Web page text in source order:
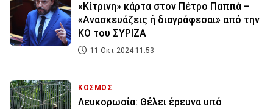
«Κίτρινη» κάρτα στον Πέτρο Παππά –
«Ανασκευάζεις ή διαγράφεσαι» από την
ΚΟ του ΣΥΡΙΖΑ
11 Οκτ 2024 11:53
ΚΟΣΜΟΣ
Λευκορωσία: Θέλει έρευνα υπό